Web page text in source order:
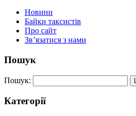
Новини
Байки таксистів
Про сайт
Зв’язатися з нами
Пошук
Пошук:
Категорії